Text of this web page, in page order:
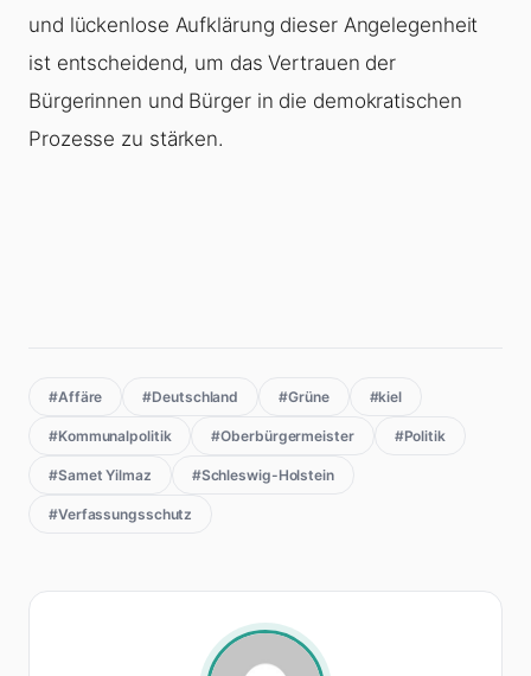
und lückenlose Aufklärung dieser Angelegenheit
ist entscheidend, um das Vertrauen der
Bürgerinnen und Bürger in die demokratischen
Prozesse zu stärken.
#Affäre #Deutschland #Grüne #kiel
#Kommunalpolitik #Oberbürgermeister #Politik
#Samet Yilmaz #Schleswig-Holstein
#Verfassungsschutz